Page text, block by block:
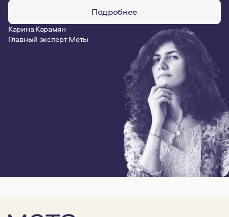
Подробнее
Карина Карамян
Главный эксперт Меты